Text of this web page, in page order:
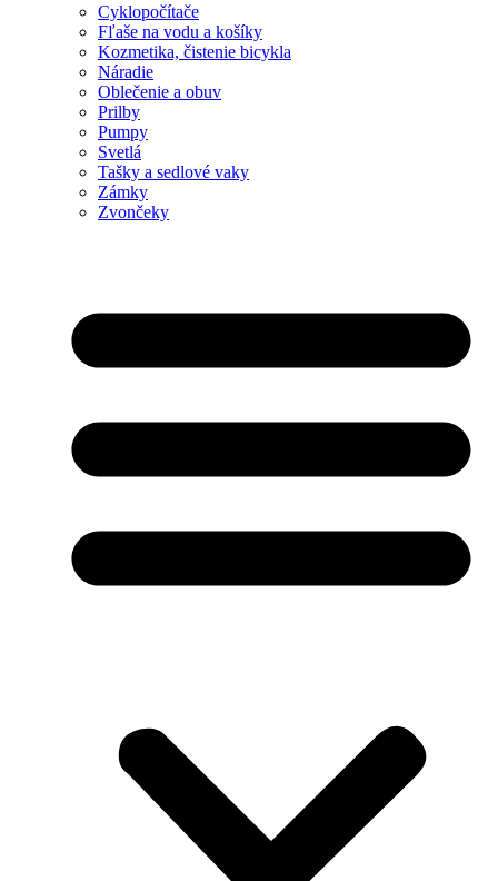
Cyklopočítače
Fľaše na vodu a košíky
Kozmetika, čistenie bicykla
Náradie
Oblečenie a obuv
Prilby
Pumpy
Svetlá
Tašky a sedlové vaky
Zámky
Zvončeky